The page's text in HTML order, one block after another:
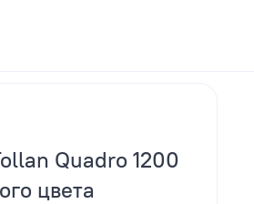
Quadro 1200
цвета